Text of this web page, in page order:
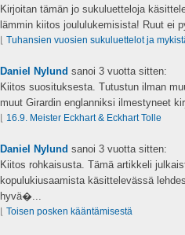
Kirjoitan tämän jo sukuluetteloja
lämmin kiitos joululukemisista! Ruut ei
⌊ Tuhansien vuosien sukuluettelot ja
Daniel Nylund sanoi 3 vuotta sitten:
Kiitos suosituksesta. Tutustun ilman
muut Girardin englanniksi ilmestyneet
⌊ 16.9. Meister Eckhart & Eckhart Tolle
Daniel Nylund sanoi 3 vuotta sitten:
Kiitos rohkaisusta. Tämä artikkeli
kopulukiusaamista käsittelevässä
hyvä�...
⌊ Toisen posken kääntämisestä